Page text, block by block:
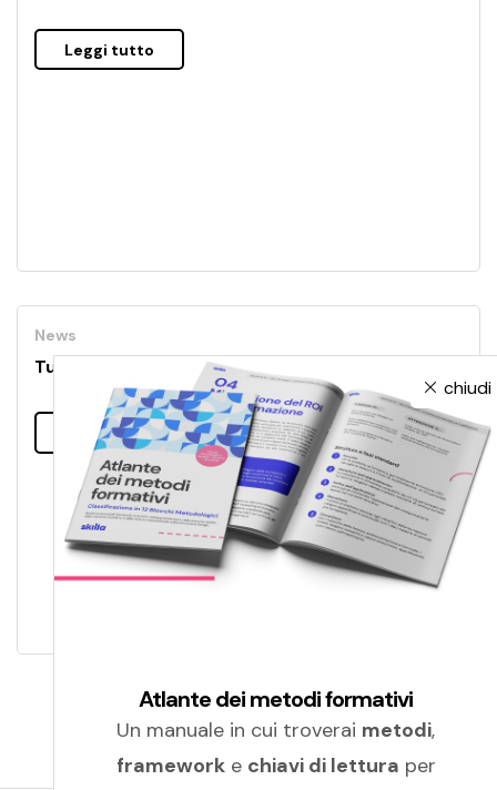
Leggi tutto
News
Tutti pazzi per la formazione online
Leggi tutto
chiudi
Atlante dei metodi formativi
Un manuale in cui troverai metodi,
frameworke chiavi di lettura per